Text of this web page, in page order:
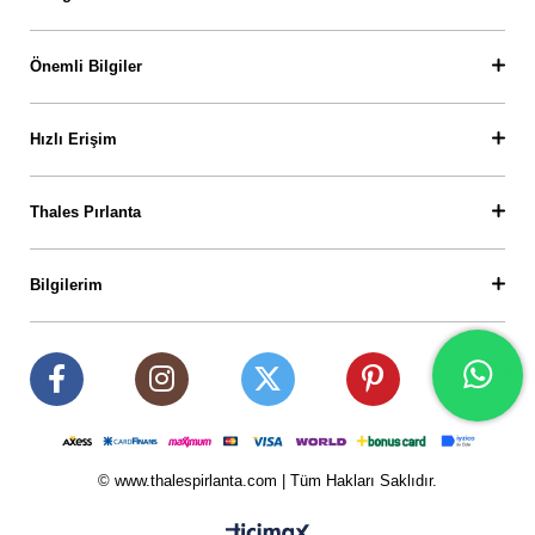
Önemli Bilgiler
Hızlı Erişim
Thales Pırlanta
Bilgilerim
© www.thalespirlanta.com | Tüm Hakları Saklıdır.